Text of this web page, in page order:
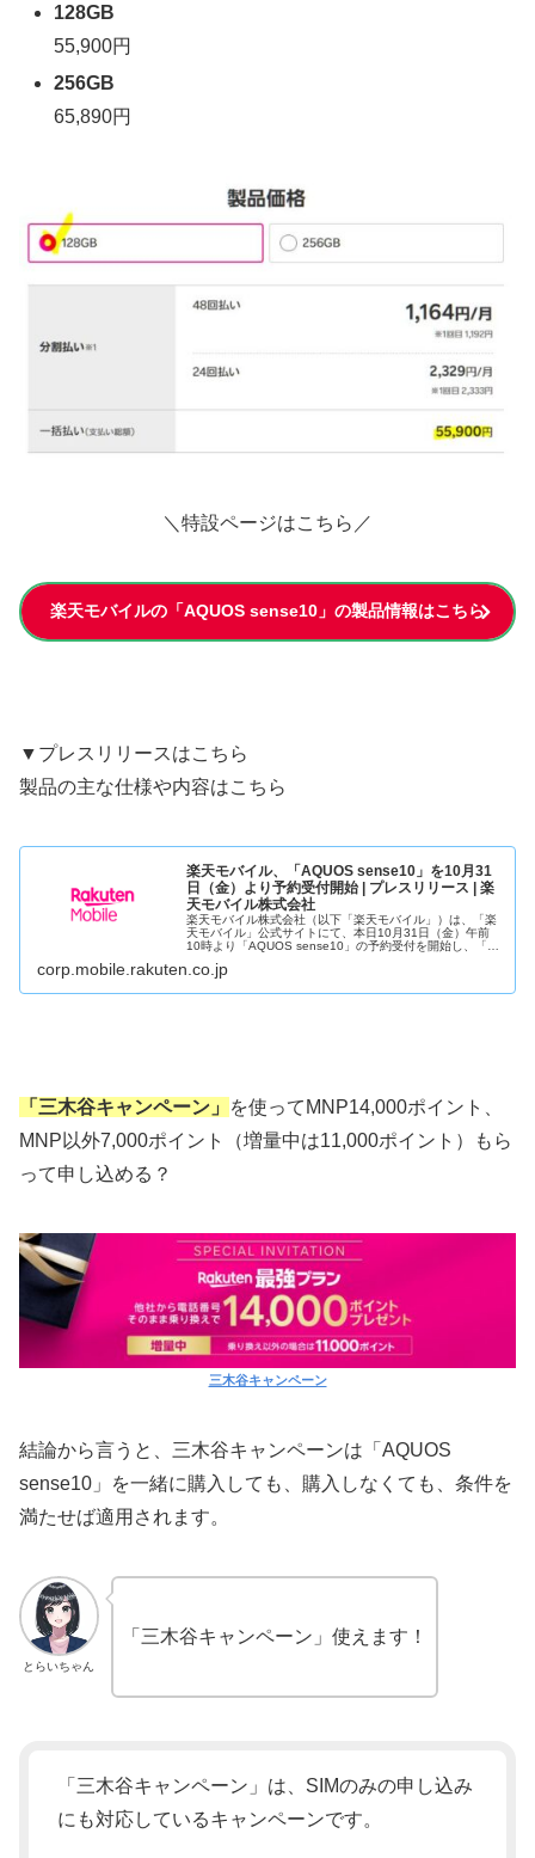
128GB
55,900円
256GB
65,890円
＼特設ページはこちら／
楽天モバイルの「AQUOS sense10」の製品情報はこちら
▼プレスリリースはこちら
製品の主な仕様や内容はこちら
楽天モバイル、「AQUOS sense10」を10月31
日（金）より予約受付開始 | プレスリリース | 楽
天モバイル株式会社
楽天モバイル株式会社（以下「楽天モバイル」）は、「楽
天モバイル」公式サイトにて、本日10月31日（金）午前
10時より「AQUOS sense10」の予約受付を開始し、「楽
び「楽天モバイル公...
corp.mobile.rakuten.co.jp
「三木谷キャンペーン」
を使ってMNP14,000ポイント、
MNP以外7,000ポイント（増量中は11,000ポイント）もら
って申し込める？
三木谷キャンペーン
結論から言うと、三木谷キャンペーンは「AQUOS
sense10」を一緒に購入しても、購入しなくても、条件を
満たせば適用されます。
とらいちゃん
「三木谷キャンペーン」使えます！
「三木谷キャンペーン」は、SIMのみの申し込み
にも対応しているキャンペーンです。